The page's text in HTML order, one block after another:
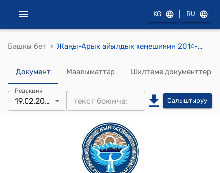
KG RU
Башкы бет › Жаңы-Арык айылдык кеңешинин 2014-жылы 19-февралындагы №11/6 "Р.Маткасымовдун отчету жөнүндө " токтому
Документ Маалыматтар Шилтеме документтер
Редакция
19.02.2014 Салыштыруу